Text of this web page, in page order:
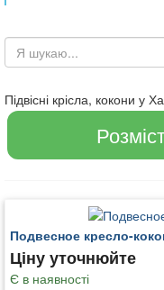
Підвісні крісла, кокони у
Подвесное кресло-
Ціну уточнюйте
Є в наявності